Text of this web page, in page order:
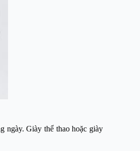
ngày. Giày thể thao hoặc giày